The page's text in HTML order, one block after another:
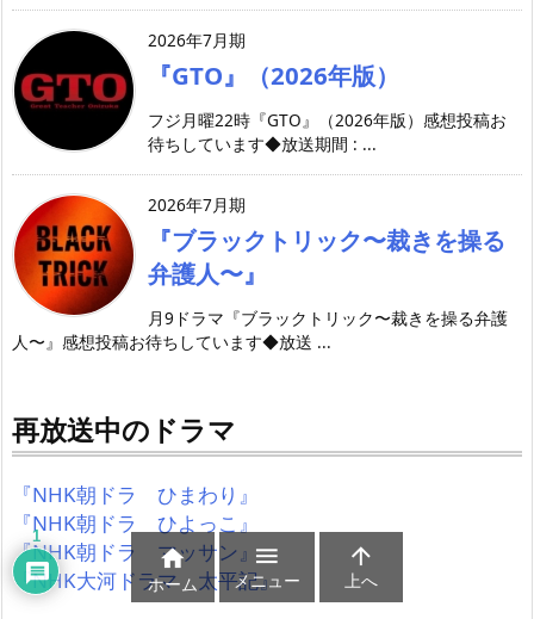
2026年7月期
『GTO』（2026年版）
フジ月曜22時『GTO』（2026年版）感想投稿お
待ちしています◆放送期間 : ...
2026年7月期
『ブラックトリック〜裁きを操る
弁護人〜』
月9ドラマ『ブラックトリック〜裁きを操る弁護
人〜』感想投稿お待ちしています◆放送 ...
再放送中のドラマ
『NHK朝ドラ ひまわり』
『NHK朝ドラ ひよっこ』
『NHK朝ドラ マッサン』
『NHK大河ドラマ 太平記』

ホーム

メニュー

上へ
1